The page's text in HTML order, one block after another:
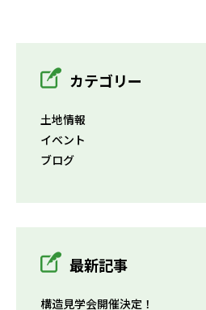
カテゴリー
土地情報
イベント
ブログ
最新記事
構造見学会開催決定！